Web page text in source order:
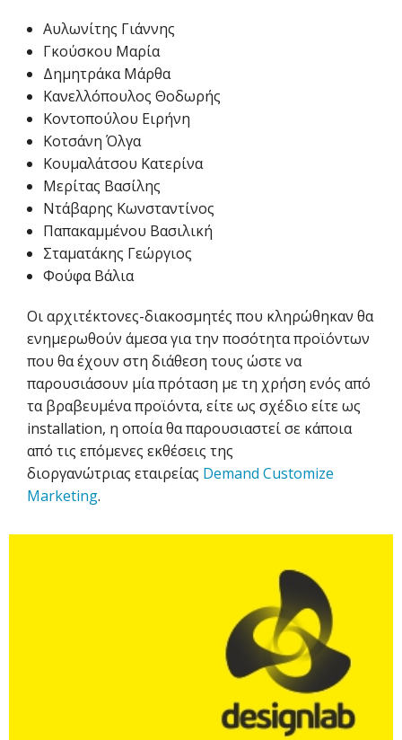
Αυλωνίτης Γιάννης
Γκούσκου Μαρία
Δημητράκα Μάρθα
Κανελλόπουλος Θοδωρής
Κοντοπούλου Ειρήνη
Κοτσάνη Όλγα
Κουμαλάτσου Κατερίνα
Μερίτας Βασίλης
Ντάβαρης Κωνσταντίνος
Παπακαμμένου Βασιλική
Σταματάκης Γεώργιος
Φούφα Βάλια
Οι αρχιτέκτονες-διακοσμητές που κληρώθηκαν θα
ενημερωθούν άμεσα για την ποσότητα προϊόντων
που θα έχουν στη διάθεση τους ώστε να
παρουσιάσουν μία πρόταση με τη χρήση ενός από
τα βραβευμένα προϊόντα, είτε ως σχέδιο είτε ως
installation, η οποία θα παρουσιαστεί σε κάποια
από τις επόμενες εκθέσεις της
διοργανώτριας εταιρείας Demand Customize
Marketing.